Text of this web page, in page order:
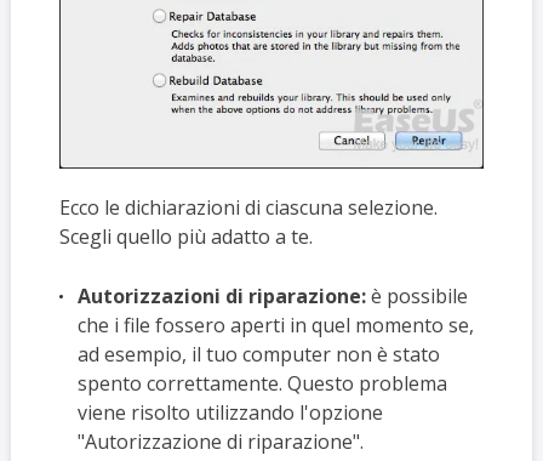
Ecco le dichiarazioni di ciascuna selezione.
Scegli quello più adatto a te.
Autorizzazioni di riparazione:è possibile
che i file fossero aperti in quel momento se,
ad esempio, il tuo computer non è stato
spento correttamente. Questo problema
viene risolto utilizzando l'opzione
"Autorizzazione di riparazione".